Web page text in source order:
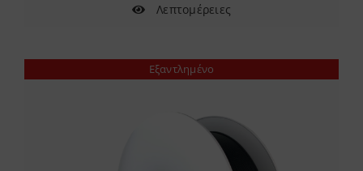
Λεπτομέρειες
Εξαντλημένο